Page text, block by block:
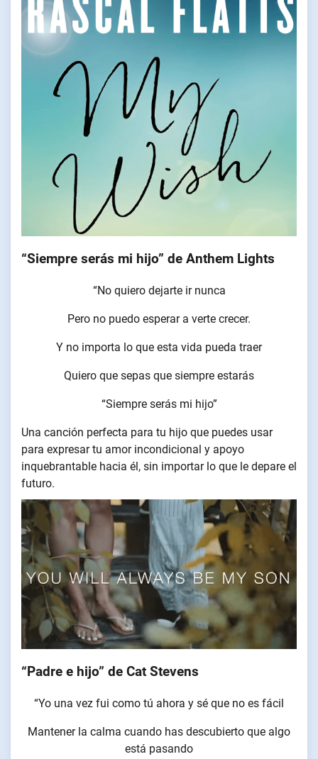
“Siempre serás mi hijo” de Anthem Lights
“No quiero dejarte ir nunca
Pero no puedo esperar a verte crecer.
Y no importa lo que esta vida pueda traer
Quiero que sepas que siempre estarás
“Siempre serás mi hijo”
Una canción perfecta para tu hijo que puedes usar
para expresar tu amor incondicional y apoyo
inquebrantable hacia él, sin importar lo que le depare el
futuro.
“Padre e hijo” de Cat Stevens
“Yo una vez fui como tú ahora y sé que no es fácil
Mantener la calma cuando has descubierto que algo
está pasando